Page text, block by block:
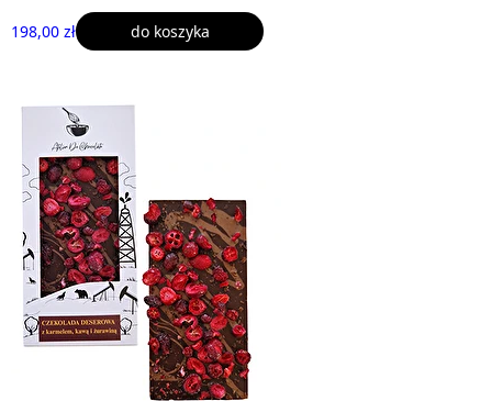
198,00 zł do koszyka